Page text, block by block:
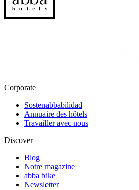
Corporate
Sostenabbabilidad
Annuaire des hôtels
Travailler avec nous
Discover
Blog
Notre magazine
abba bike
Newsletter